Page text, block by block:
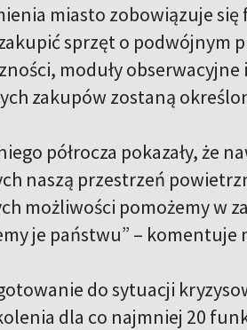
miasto zobowiązuje
sprzęt o podwójnym
moduły
zakupów zostaną
półrocza pokazały, że
naszą przestrzeń
możliwości pomożemy
je państwu” – komentuje
do sytuacji
dla co najmniej 20